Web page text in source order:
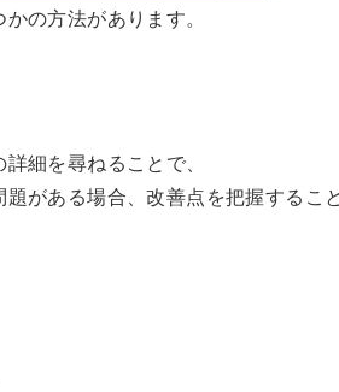
の方法があります。
細を尋ねることで、
がある場合、改善点を把握するこ